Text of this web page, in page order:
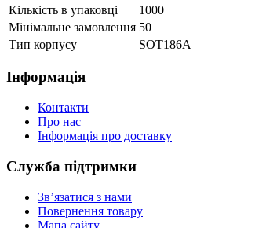
Кількість в упаковці
1000
Мінімальне замовлення 50
Тип корпусу
SOT186A
Інформація
Контакти
Про нас
Інформація про доставку
Служба підтримки
Зв’язатися з нами
Повернення товару
Мапа сайту